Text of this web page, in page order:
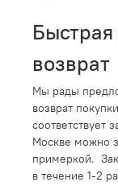
Быстрая
возврат
Мы рады
возврат
соответствует
Москве можно
примеркой.
в течение 1-2